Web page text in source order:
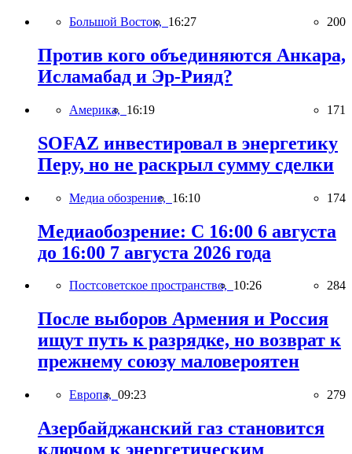
Большой Восток, 16:27 200
Против кого объединяются Анкара,
Исламабад и Эр-Рияд?
Америка, 16:19 171
SOFAZ инвестировал в энергетику
Перу, но не раскрыл сумму сделки
Медиа обозрение, 16:10 174
Медиаобозрение: С 16:00 6 августа
до 16:00 7 августа 2026 года
Постсоветское пространство, 10:26 284
После выборов Армения и Россия
ищут путь к разрядке, но возврат к
прежнему союзу маловероятен
Европа, 09:23 279
Азербайджанский газ становится
ключом к энергетическим